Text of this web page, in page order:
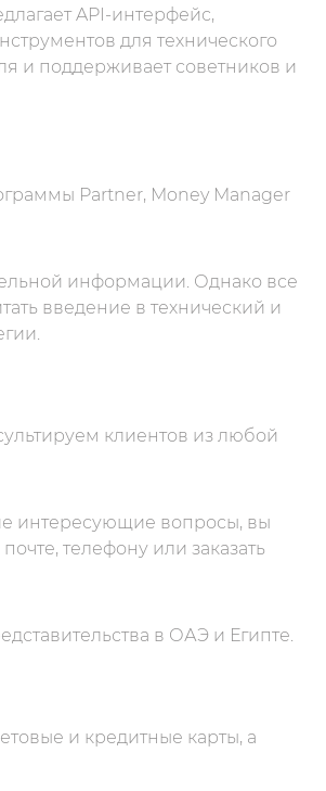
API-интерфейс,
для технического
и поддерживает советников и
Partner, Money Manager
информации. Однако все
введение в технический и
клиентов из любой
интересующие вопросы, вы
телефону или заказать
в ОАЭ и Египте.
и кредитные карты, а